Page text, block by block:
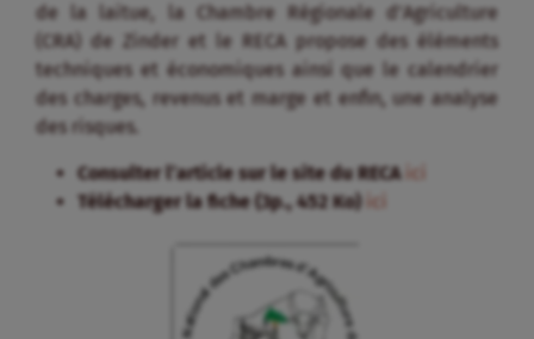
de la laitue, la Chambre Régionale d’Agriculture
(CRA) de Zinder et le RECA propose des éléments
techniques et économiques ainsi que le calendrier
des charges, revenus et marge et enfin, une analyse
des risques.
Consulter l’article sur le site du RECA ici
Télécharger la fiche (3p., 452 Ko)
ici